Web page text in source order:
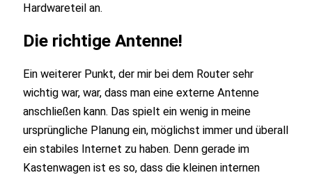
Hardwareteil an.
Die richtige Antenne!
Ein weiterer Punkt, der mir bei dem Router sehr
wichtig war, war, dass man eine externe Antenne
anschließen kann. Das spielt ein wenig in meine
ursprüngliche Planung ein, möglichst immer und überall
ein stabiles Internet zu haben. Denn gerade im
Kastenwagen ist es so, dass die kleinen internen